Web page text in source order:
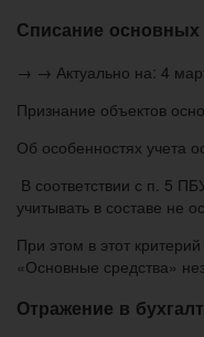
Списание основных
→ → Актуально на: 4
Признание объектов
Об особенностях учета
В соответствии с п. 5
учитывать в составе не
При этом в этот
«Основные средства»
Отражение в